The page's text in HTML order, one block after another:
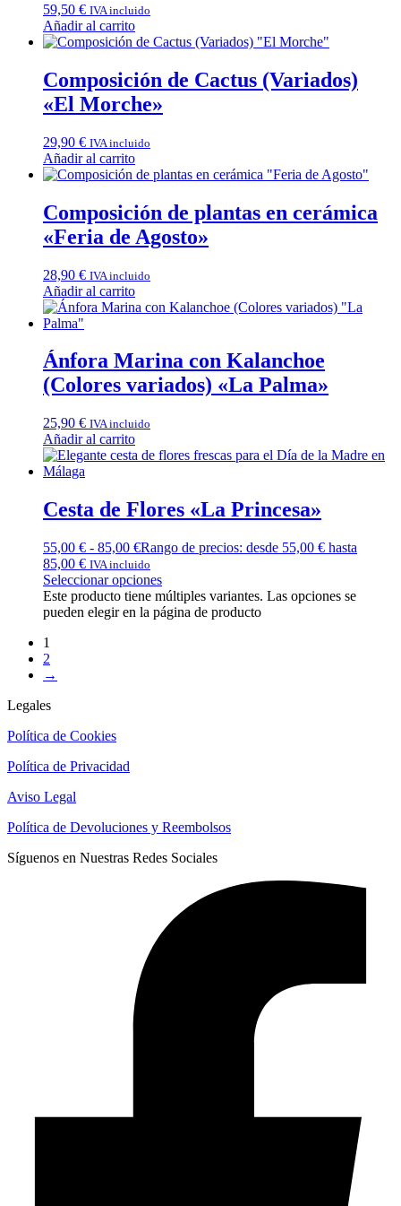
59,50 € IVA incluido
Añadir al carrito
Composición de Cactus (Variados)
«El Morche»
29,90 € IVA incluido
Añadir al carrito
Composición de plantas en cerámica
«Feria de Agosto»
28,90 € IVA incluido
Añadir al carrito
Ánfora Marina con Kalanchoe
(Colores variados) «La Palma»
25,90 € IVA incluido
Añadir al carrito
Cesta de Flores «La Princesa»
55,00 € - 85,00 €Rango de precios: desde 55,00 € hasta
85,00 € IVA incluido
Seleccionar opciones
Este producto tiene múltiples variantes. Las opciones se
pueden elegir en la página de producto
1
2
→
Legales
Política de Cookies
Política de Privacidad
Aviso Legal
Política de Devoluciones y Reembolsos
Síguenos en Nuestras Redes Sociales